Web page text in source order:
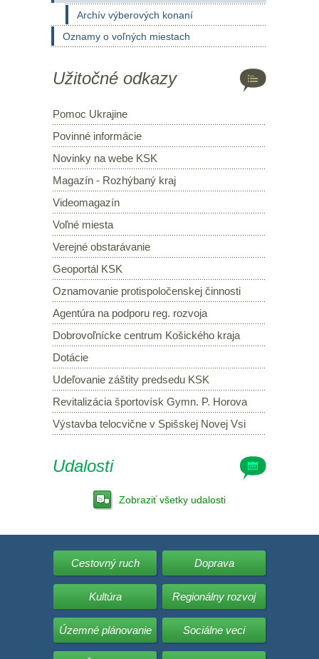
Archív výberových konaní
Oznamy o voľných miestach
Užitočné odkazy
Pomoc Ukrajine
Povinné informácie
Novinky na webe KSK
Magazín - Rozhýbaný kraj
Videomagazín
Voľné miesta
Verejné obstarávanie
Geoportál KSK
Oznamovanie protispoločenskej činnosti
Agentúra na podporu reg. rozvoja
Dobrovoľnícke centrum Košického kraja
Dotácie
Udeľovanie záštity predsedu KSK
Revitalizácia športovísk Gymn. P. Horova
Výstavba telocvične v Spišskej Novej Vsi
Udalosti
Zobraziť všetky udalosti
Cestovný ruch Doprava
Kultúra Regionálny rozvoj
Územné plánovanie Sociálne veci